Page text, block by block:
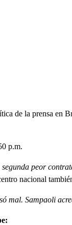
de la prensa en
p.m.
peor
nacional
mal. Sampaoli